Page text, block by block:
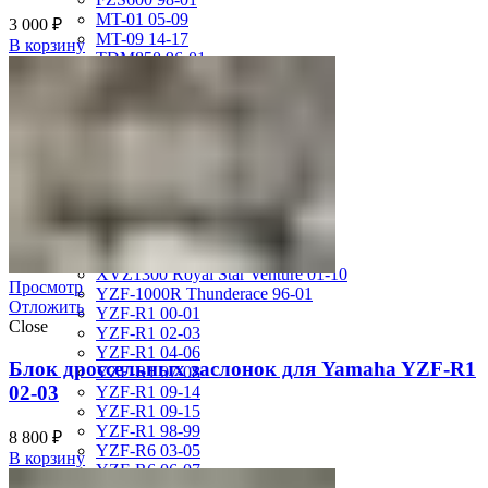
MT-01 05-09
MT-09 14-17
TDM850 96-01
XJ600S Diversion 92-04
XV400 Virago 87-94
XV750 Virago 85-87
XVS400 Drag Star 96-99
XVZ1300 Royal Star Venture 01-10
YZF-1000R Thunderace 96-01
YZF-R1 00-01
YZF-R1 02-03
YZF-R1 04-06
YZF-R1 07-08
YZF-R1 09-14
YZF-R1 09-15
YZF-R1 98-99
YZF-R6 03-05
YZF-R6 06-07
3 000 ₽
В корзину
Просмотр
Отложить
Close
Блок дроссельных заслонок для Yamaha YZF-R1
02-03
8 800 ₽
В корзину